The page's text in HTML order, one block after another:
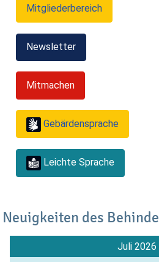
Mitgliederbereich
Newsletter
Mitmachen
Gebärdensprache
Leichte Sprache
Neuigkeiten des
Juli 2026